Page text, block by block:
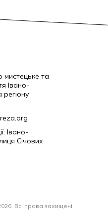
мистецьке та
Івано-
регіону
Івано-
Січових
Всі права захищені